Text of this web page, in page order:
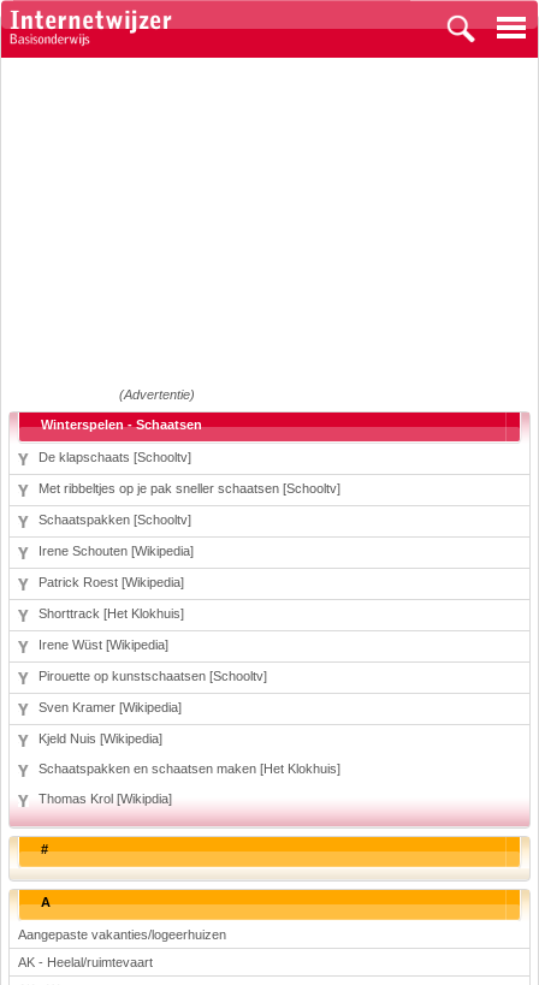
(Advertentie)
Winterspelen - Schaatsen
De klapschaats [Schooltv]
Met ribbeltjes op je pak sneller schaatsen [Schooltv]
Schaatspakken [Schooltv]
Irene Schouten [Wikipedia]
Patrick Roest [Wikipedia]
Shorttrack [Het Klokhuis]
Irene Wüst [Wikipedia]
Pirouette op kunstschaatsen [Schooltv]
Sven Kramer [Wikipedia]
Kjeld Nuis [Wikipedia]
Schaatspakken en schaatsen maken [Het Klokhuis]
Thomas Krol [Wikipdia]
#
A
Aangepaste vakanties/logeerhuizen
AK - Heelal/ruimtevaart